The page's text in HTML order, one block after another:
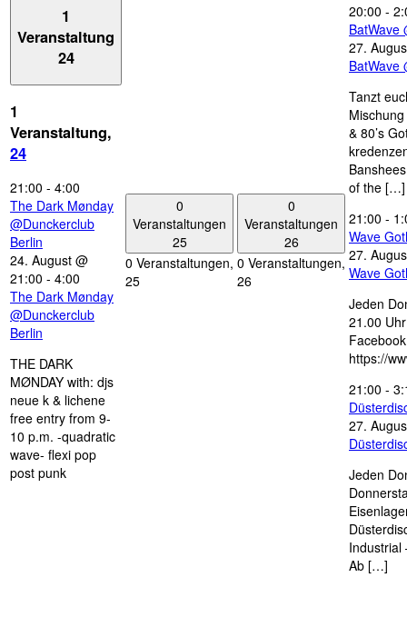
1
Veranstaltung
24
1
Veranstaltung,
24
21:00 - 4:00
The Dark Mønday
@Dunckerclub
Berlin
24. August @
21:00 - 4:00
The Dark Mønday
@Dunckerclub
Berlin
THE DARK
MØNDAY with: djs
neue k & lichene
free entry from 9-
10 p.m. -quadratic
wave- flexi pop
post punk
0
Veranstaltungen
25
0 Veranstaltungen,
25
0
Veranstaltungen
26
0 Veranstaltungen,
26
20:00 -
BatWave
27.
BatWave
Tanzt
& 80’s
of the […]
21:00 -
Wave
27.
Wave
Jeden
21.00
https://
21:00 -
27.
Jeden
Industrial
Ab […]